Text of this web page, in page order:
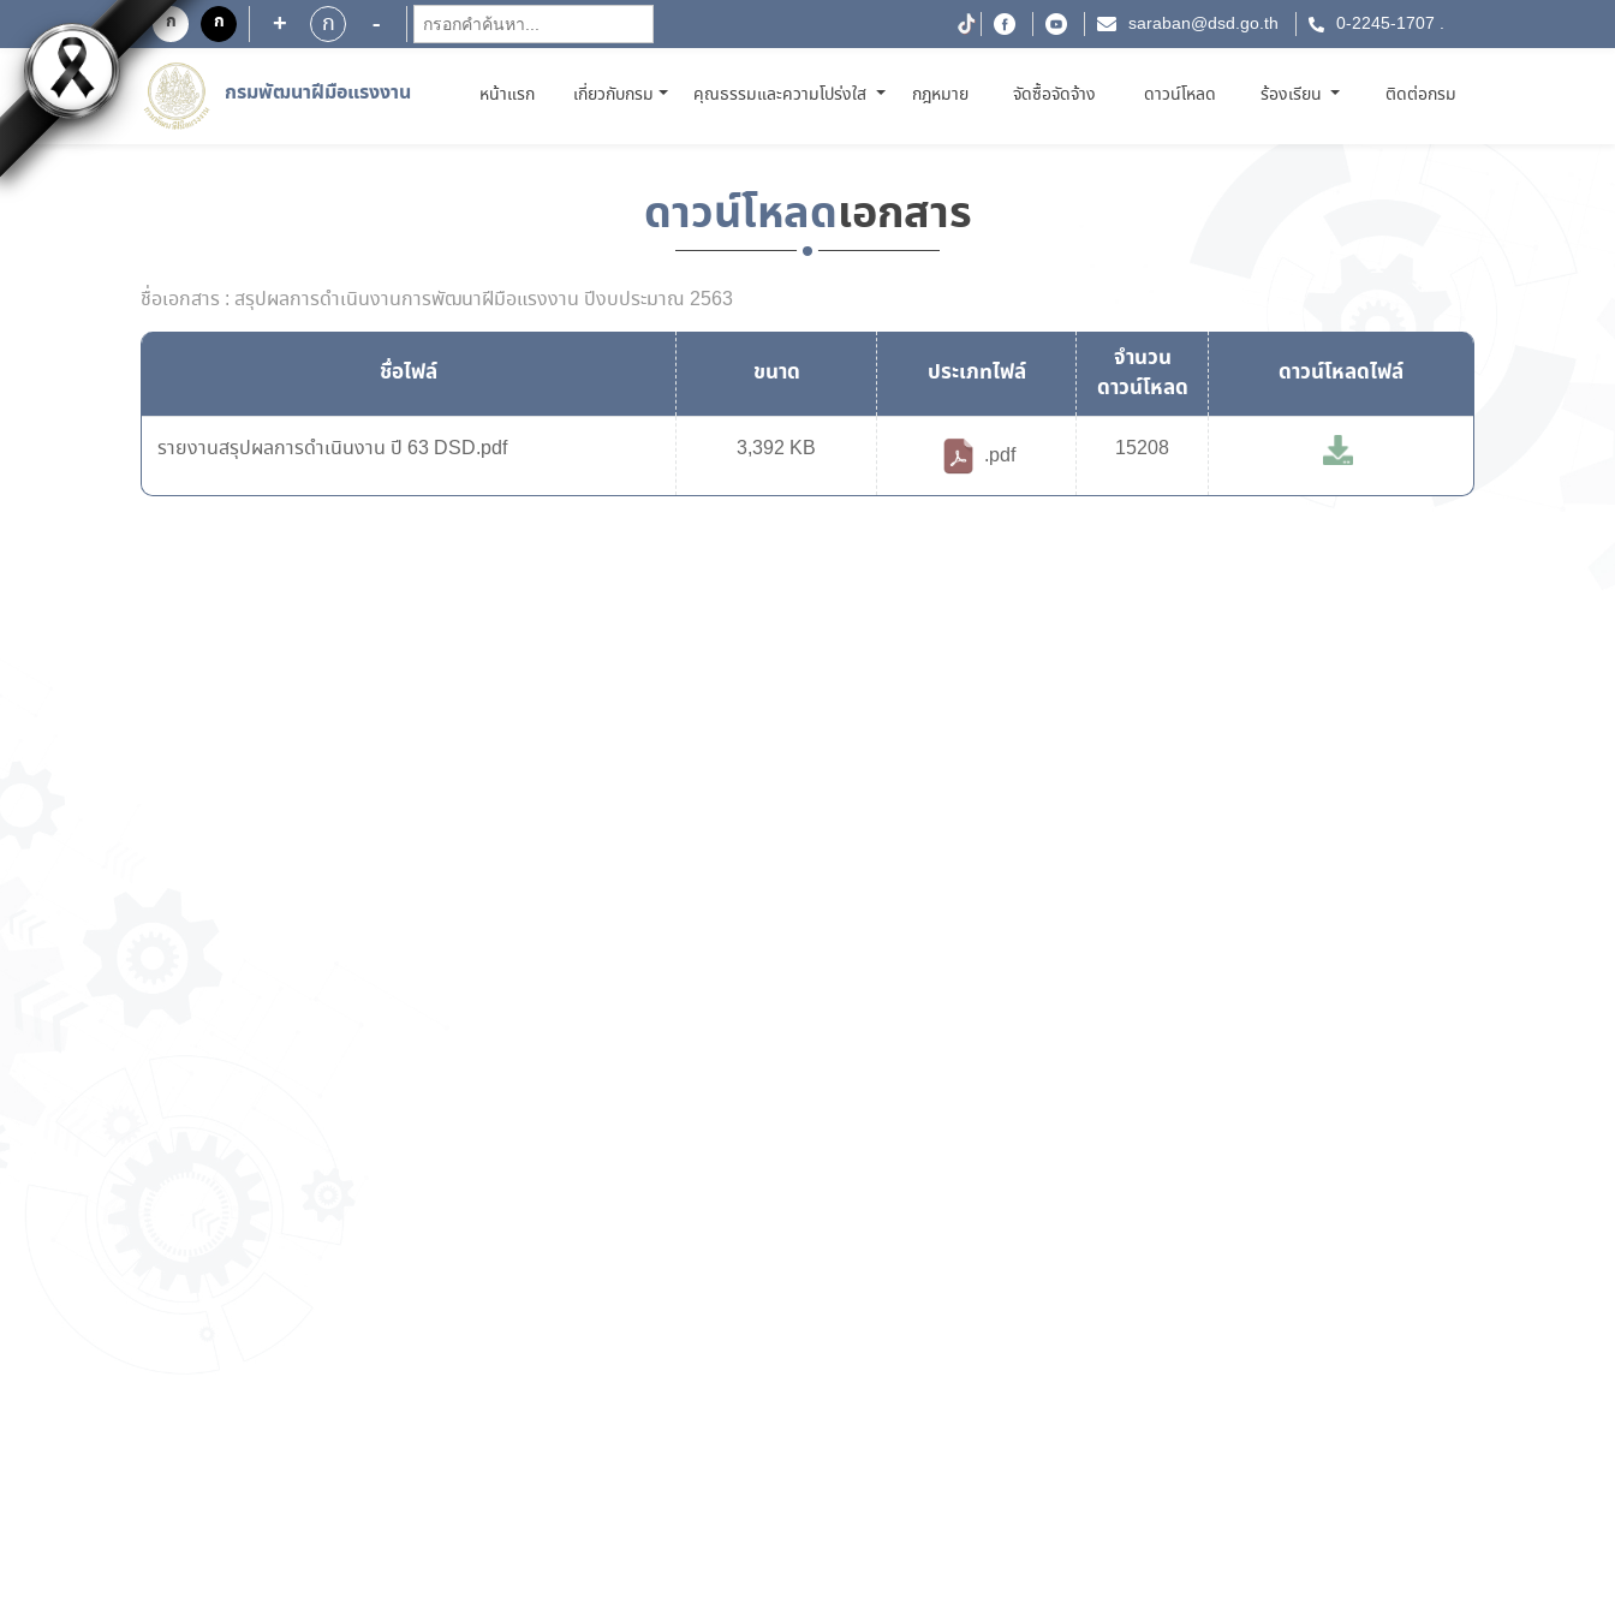
ก ก + ก - saraban@dsd.go.th 0-2245-1707 .
กรมพัฒนาฝีมือแรงงาน หน้าแรก(CURRENT)
เกี่ยวกับกรม คุณธรรมและความโปร่งใส กฎหมาย จัดซื้อจัดจ้าง ดาวน์โหลด ร้องเรียน ติดต่อกรม
ดาวน์โหลดเอกสาร
ชื่อเอกสาร : สรุปผลการดำเนินงานการพัฒนาฝีมือแรงงาน ปีงบประมาณ 2563
ชื่อไฟล์ ขนาด ประเภทไฟล์
จำนวน
ดาวน์โหลด
ดาวน์โหลดไฟล์
รายงานสรุปผลการดำเนินงาน ปี 63 DSD.pdf 3,392 KB .pdf 15208